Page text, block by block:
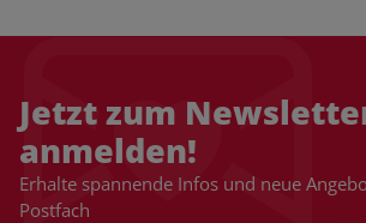
Jetzt zum
anmelden!
Erhalte spannende Infos und neue
Postfach